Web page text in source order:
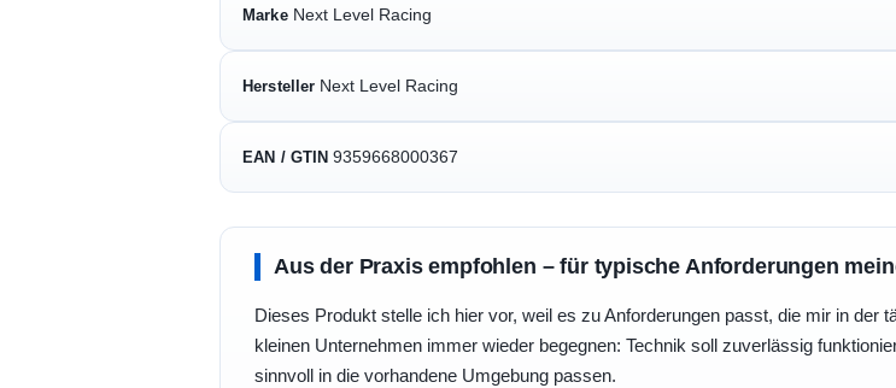
Marke Next Level Racing
Hersteller Next Level Racing
EAN / GTIN 9359668000367
Aus der Praxis empfohlen – für typische Anforderungen
Dieses Produkt stelle ich hier vor, weil es zu Anforderungen passt, die mir in der
kleinen Unternehmen immer wieder begegnen: Technik soll zuverlässig
sinnvoll in die vorhandene Umgebung passen.